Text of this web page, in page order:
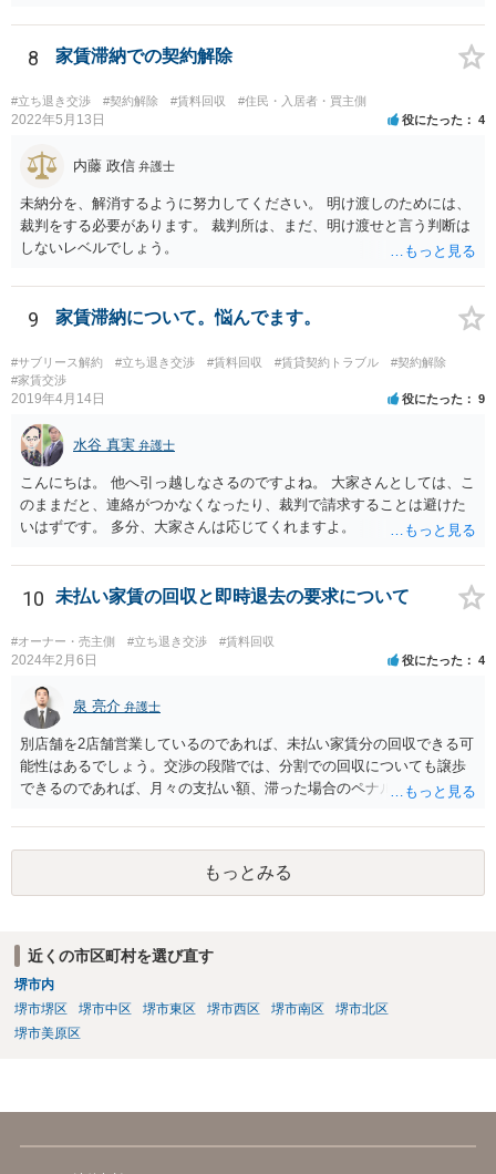
8 家賃滞納での契約解除
#立ち退き交渉 #契約解除 #賃料回収 #住民・入居者・買主側
2022年5月13日 役にたった 4
内藤 政信 弁護士
未納分を、解消するように努力してください。 明け渡しのためには、
裁判をする必要があります。 裁判所は、まだ、明け渡せと言う判断は
しないレベルでしょう。
9 家賃滞納について。悩んでます。
#サブリース解約 #立ち退き交渉 #賃料回収 #賃貸契約トラブル
#契約解除
#家賃交渉
2019年4月14日 役にたった 9
水谷 真実 弁護士
こんにちは。 他へ引っ越しなさるのですよね。 大家さんとしては、こ
のままだと、連絡がつかなくなったり、裁判で請求することは避けた
いはずです。 多分、大家さんは応じてくれますよ。
10 未払い家賃の回収と即時退去の要求について
#オーナー・売主側 #立ち退き交渉 #賃料回収
2024年2月6日 役にたった 4
泉 亮介 弁護士
別店舗を2店舗営業しているのであれば、未払い家賃分の回収できる可
能性はあるでしょう。交渉の段階では、分割での回収についても譲歩
できるのであれば、月々の支払い額、滞った場合のペナルティ等を定
で行い、相手方の対応次第では訴訟を検討するという形の方が、交渉
で解決した場合弁護士費用も安くなるためで良いかと思われます。
もっとみる
近くの市区町村を選び直す
堺市内
堺市堺区
堺市中区 堺市東区 堺市西区 堺市南区
堺市北区
堺市美原区